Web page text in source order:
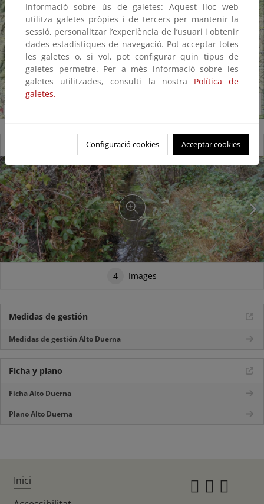
Reserva natural fluvial Alto Duerna
4 Images
Medidas de gestión
Medidas de gestión Alto Duerna
Ficha y plano
Ficha Alto Duerna
Plano Alto Duerna
Informació sobre ús de galetes: Aquest lloc web
utilitza galetes pròpies i de tercers per mantenir la
sessió, personalitzar l’experiència de l’usuari i obtenir
dades estadístiques de navegació. Pot acceptar totes
les galetes o, si vol, pot configurar quin tipus de
galetes permetre. Per a més informació sobre les
galetes utilitzades, consulti la nostra Política de
galetes.
Configuració cookies Acceptar cookies
Inici